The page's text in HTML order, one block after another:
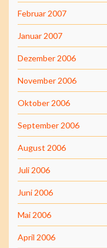
Februar 2007
Januar 2007
Dezember 2006
November 2006
Oktober 2006
September 2006
August 2006
Juli 2006
Juni 2006
Mai 2006
April 2006